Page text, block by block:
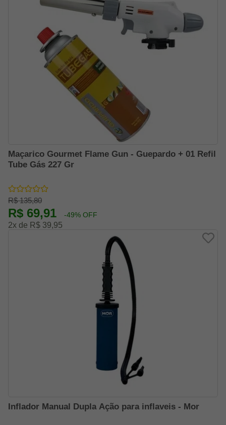
Maçarico Gourmet Flame Gun - Guepardo + 01 Refil
Tube Gás 227 Gr
R$ 135,80
R$ 69,91 -49% OFF
2x de R$ 39,95
Inflador Manual Dupla Ação para inflaveis - Mor